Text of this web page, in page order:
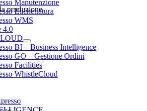
Manutenzione
Etichettatura
WMS
4.0
BI – Business Intelligence
GO – Gestione Ordini
Facilities
WhistleCloud
produzione